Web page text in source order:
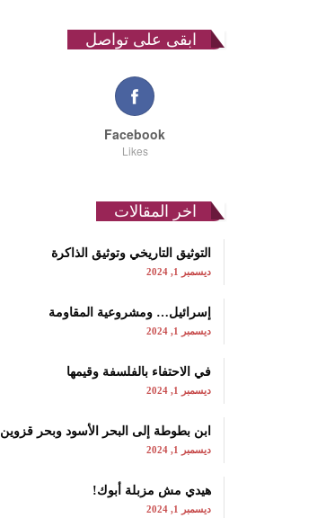
ابقى على تواصل
Facebook
Likes
اخر المقالات
التوثيق التاريخي وتوثيق الذاكرة
ديسمبر 1, 2024
إسرائيل… ومشروعية المقاومة
ديسمبر 1, 2024
في الاحتفاء بالفلسفة وقيمها
ديسمبر 1, 2024
ابن بطوطة إلى البحر الأسود وبحر قزوين
ديسمبر 1, 2024
هيدي مش مزبلة أبوك!
ديسمبر 1, 2024